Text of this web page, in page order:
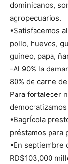
dominicanos,
agropecuarios.
•Satisfacemos
pollo, huevos,
guineo, papa,
-Al 90% la
80% de carne
Para fortalecer
•BagrÍcola
préstamos para
•En septiembre
RD$103,000